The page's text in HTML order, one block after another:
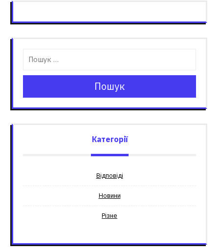
Пошук
Категорії
Відповіді
Новини
Різне